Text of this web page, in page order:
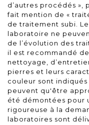
d’autres procédés »,
fait mention de «
de traitement subi.
laboratoire ne
de l’évolution des
il est recommandé
nettoyage,
pierres et leurs
couleur sont
peuvent qu'être
été démontées pour
rigoureuse à la
laboratoires sont